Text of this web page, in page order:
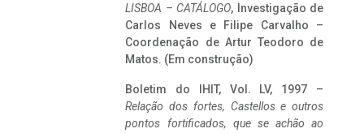
LISBOA – CATÁLOGO, Investigação de
Carlos Neves e Filipe Carvalho –
Coordenação de Artur Teodoro de
Matos. (Em construção)
Boletim do IHIT, Vol. LV, 1997 –
Relação dos fortes, Castellos e outros
pontos fortificados, que se achão ao